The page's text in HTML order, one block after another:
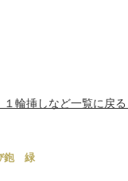
１輪挿しなど一覧に戻
鉋 緑